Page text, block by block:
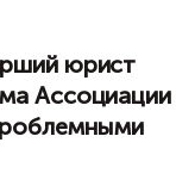
юрист
Ассоциации